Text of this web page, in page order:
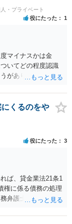
めします。
・プライベート
役にたった 1
マイナスかは金
いてどの程度認識
がありません。 と
。
くるのをや
役にたった 3
ば、貸金業法21条1
に係る債務の処理
弁護士共同法人若
な裁判所における